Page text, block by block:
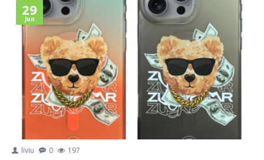
29
Jun
liviu 0 197